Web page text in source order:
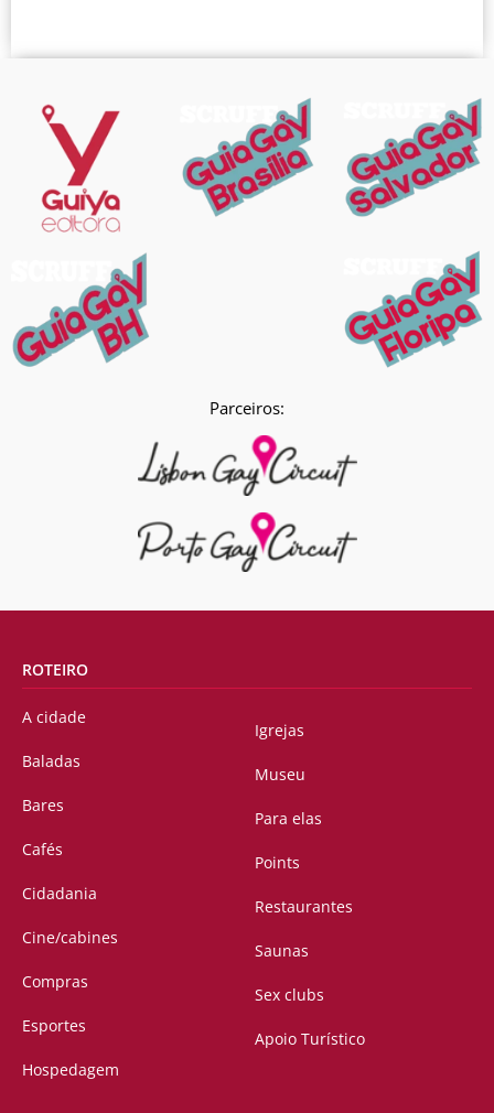
Parceiros:
ROTEIRO
A cidade
Baladas
Bares
Cafés
Cidadania
Cine/cabines
Compras
Esportes
Hospedagem
Igrejas
Museu
Para elas
Points
Restaurantes
Saunas
Sex clubs
Apoio Turístico